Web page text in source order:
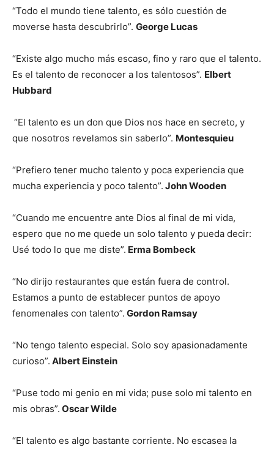
“Todo el mundo tiene talento, es sólo cuestión de
moverse hasta descubrirlo”. George Lucas
“Existe algo mucho más escaso, fino y raro que el talento.
Es el talento de reconocer a los talentosos”. Elbert
Hubbard
“El talento es un don que Dios nos hace en secreto, y
que nosotros revelamos sin saberlo”. Montesquieu
“Prefiero tener mucho talento y poca experiencia que
mucha experiencia y poco talento”. John Wooden
“Cuando me encuentre ante Dios al final de mi vida,
espero que no me quede un solo talento y pueda decir:
Usé todo lo que me diste”. Erma Bombeck
“No dirijo restaurantes que están fuera de control.
Estamos a punto de establecer puntos de apoyo
fenomenales con talento”. Gordon Ramsay
“No tengo talento especial. Solo soy apasionadamente
curioso”. Albert Einstein
“Puse todo mi genio en mi vida; puse solo mi talento en
mis obras”. Oscar Wilde
“El talento es algo bastante corriente. No escasea la